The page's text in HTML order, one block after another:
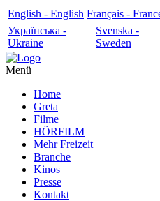
English - English Français -
Українська -
Ukraine
Svenska -
Sweden
Menü
Home
Greta
Filme
HÖRFILM
Mehr Freizeit
Branche
Kinos
Presse
Kontakt